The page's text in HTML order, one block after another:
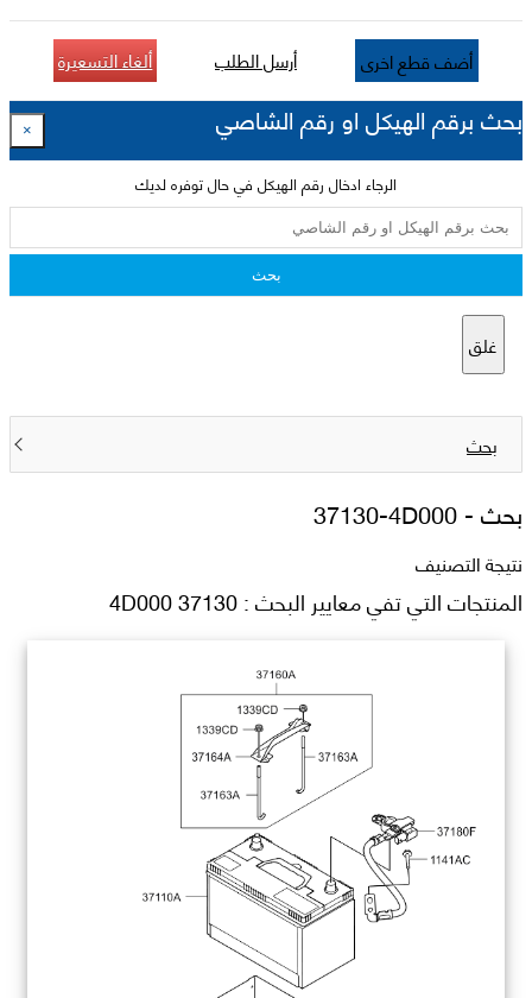
أضف قطع اخرى أرسل الطلب ألغاء التسعيرة
بحث برقم الهيكل او رقم الشاصي ×
الرجاء ادخال رقم الهيكل في حال توفره لديك
بحث
غلق
بحث
بحث -37130-4D000
نتيجة التصنيف
المنتجات التي تفي معايير البحث : 37130 4D000